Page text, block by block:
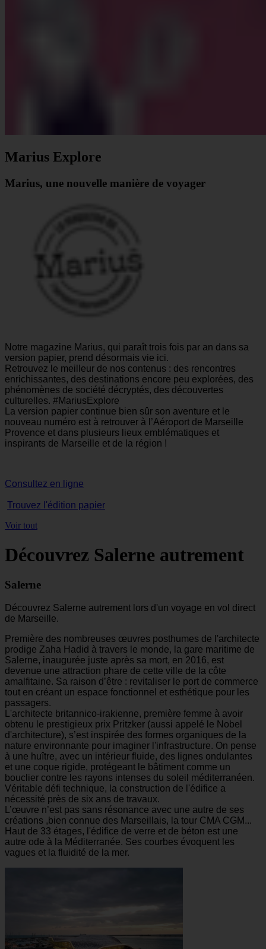
Marius Explore
Marius, une nouvelle manière de voyager
Notre magazine Marius, qui paraît trois fois par an dans sa
version papier, prend désormais vie ici.
Retrouvez le meilleur de nos contenus : des rencontres
enrichissantes, des destinations encore peu explorées, des
phénomènes de société décryptés, des découvertes
culturelles. #MariusExplore
La version papier continue bien sûr son aventure et le
nouveau numéro est à retrouver à l’Aéroport de Marseille
Provence et dans plusieurs lieux emblématiques et
inspirants de Marseille et de la région !
Consultez en ligne
Trouvez l'édition papier
Voir tout
Découvrez Salerne autrement
Salerne
Découvrez Salerne autrement lors d'un voyage en vol direct
de Marseille.
Première des nombreuses œuvres posthumes de l'architecte
prodige Zaha Hadid à travers le monde, la gare maritime de
Salerne, inaugurée juste après sa mort, en 2016, est
devenue une attraction phare de cette ville de la côte
amalfitaine. Sa raison d’être : revitaliser le port de commerce
tout en créant un espace fonctionnel et esthétique pour les
passagers.
L'architecte britannico-irakienne, première femme à avoir
obtenu le prestigieux prix Pritzker (aussi appelé le Nobel
d'architecture), s’est inspirée des formes organiques de la
nature environnante pour imaginer l'infrastructure. On pense
à une huître, avec un intérieur fluide, des lignes ondulantes
et une coque rigide, protégeant le bâtiment comme un
bouclier contre les rayons intenses du soleil méditerranéen.
Véritable défi technique, la construction de l'édifice a
nécessité près de six ans de travaux.
L’œuvre n’est pas sans résonance avec une autre de ses
créations ,bien connue des Marseillais, la tour CMA CGM...
Haut de 33 étages, l'édifice de verre et de béton est une
autre ode à la Méditerranée. Ses courbes évoquent les
vagues et la fluidité de la mer.